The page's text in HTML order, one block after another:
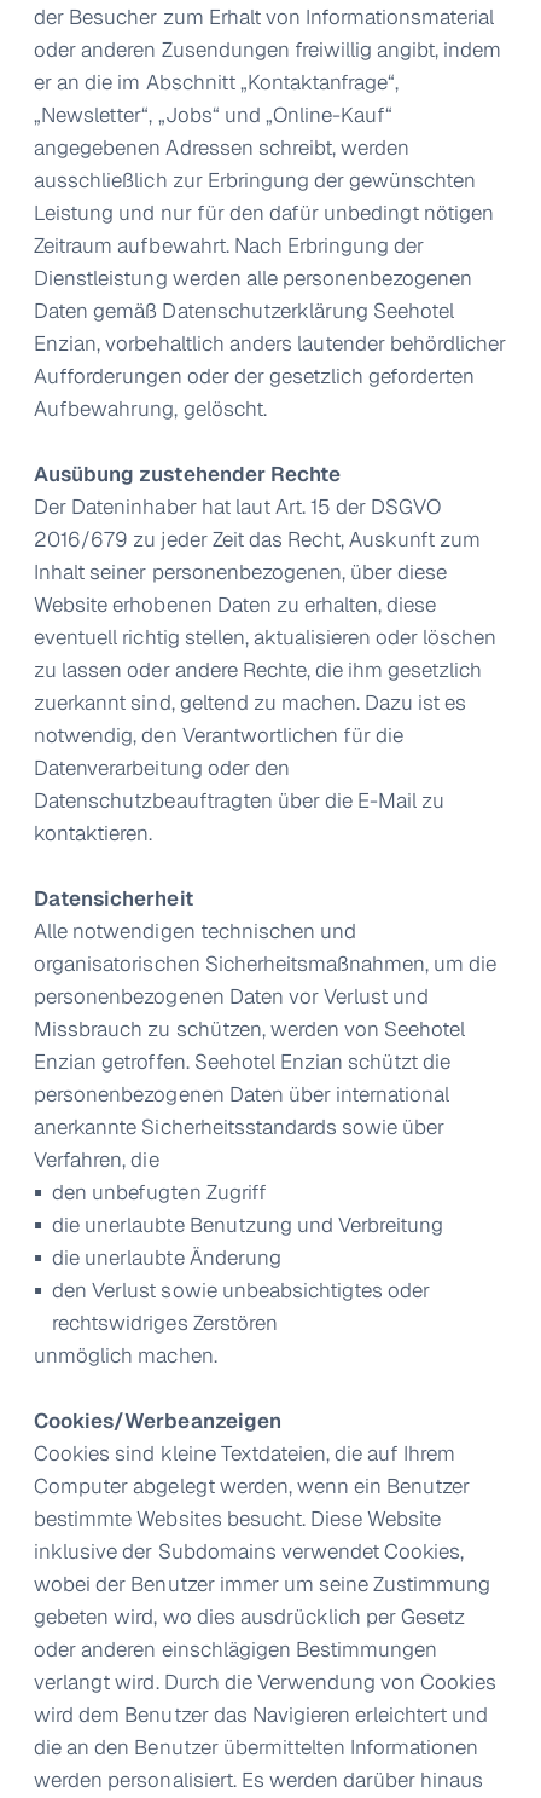
der Besucher zum Erhalt von Informationsmaterial
oder anderen Zusendungen freiwillig angibt, indem
er an die im Abschnitt „Kontaktanfrage“,
„Newsletter“, „Jobs“ und „Online-Kauf“
angegebenen Adressen schreibt, werden
ausschließlich zur Erbringung der gewünschten
Leistung und nur für den dafür unbedingt nötigen
Zeitraum aufbewahrt. Nach Erbringung der
Dienstleistung werden alle personenbezogenen
Daten gemäß Datenschutzerklärung Seehotel
Enzian, vorbehaltlich anders lautender behördlicher
Aufforderungen oder der gesetzlich geforderten
Aufbewahrung, gelöscht.
Ausübung zustehender Rechte
Der Dateninhaber hat laut Art. 15 der DSGVO
2016/679 zu jeder Zeit das Recht, Auskunft zum
Inhalt seiner personenbezogenen, über diese
Website erhobenen Daten zu erhalten, diese
eventuell richtig stellen, aktualisieren oder löschen
zu lassen oder andere Rechte, die ihm gesetzlich
zuerkannt sind, geltend zu machen. Dazu ist es
notwendig, den Verantwortlichen für die
Datenverarbeitung oder den
Datenschutzbeauftragten über die E-Mail zu
kontaktieren.
Datensicherheit
Alle notwendigen technischen und
organisatorischen Sicherheitsmaßnahmen, um die
personenbezogenen Daten vor Verlust und
Missbrauch zu schützen, werden von Seehotel
Enzian getroffen. Seehotel Enzian schützt die
personenbezogenen Daten über international
anerkannte Sicherheitsstandards sowie über
Verfahren, die
den unbefugten Zugriff
die unerlaubte Benutzung und Verbreitung
die unerlaubte Änderung
den Verlust sowie unbeabsichtigtes oder
rechtswidriges Zerstören
unmöglich machen.
Cookies/Werbeanzeigen
Cookies sind kleine Textdateien, die auf Ihrem
Computer abgelegt werden, wenn ein Benutzer
bestimmte Websites besucht. Diese Website
inklusive der Subdomains verwendet Cookies,
wobei der Benutzer immer um seine Zustimmung
gebeten wird, wo dies ausdrücklich per Gesetz
oder anderen einschlägigen Bestimmungen
verlangt wird. Durch die Verwendung von Cookies
wird dem Benutzer das Navigieren erleichtert und
die an den Benutzer übermittelten Informationen
werden personalisiert. Es werden darüber hinaus